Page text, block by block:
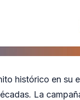
histórico en su
La